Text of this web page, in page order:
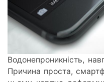
Водонепроникність,
Причина проста,